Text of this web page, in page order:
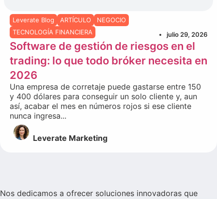
Leverate Blog ARTÍCULO
NEGOCIO
TECNOLOGÍA FINANCIERA
julio 29, 2026
Software de gestión de riesgos en el
trading: lo que todo bróker necesita en
2026
Una empresa de corretaje puede gastarse entre 150
y 400 dólares para conseguir un solo cliente y, aun
así, acabar el mes en números rojos si ese cliente
nunca ingresa...
Leverate Marketing
Nos dedicamos a ofrecer soluciones innovadoras que